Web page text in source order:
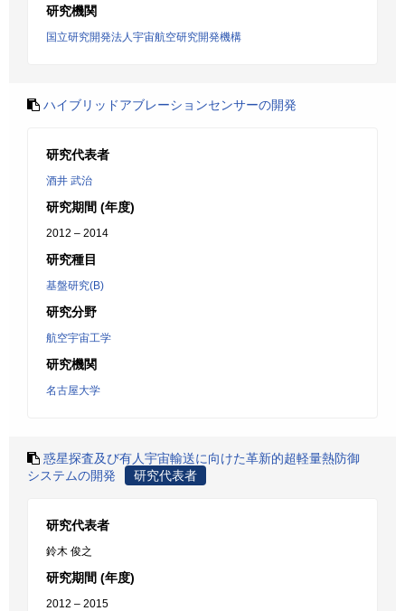
研究機関
国立研究開発法人宇宙航空研究開発機構
ハイブリッドアブレーションセンサーの開発
研究代表者
酒井 武治
研究期間 (年度)
2012 – 2014
研究種目
基盤研究(B)
研究分野
航空宇宙工学
研究機関
名古屋大学
惑星探査及び有人宇宙輸送に向けた革新的超軽量熱防御
システムの開発
研究代表者
研究代表者
鈴木 俊之
研究期間 (年度)
2012 – 2015